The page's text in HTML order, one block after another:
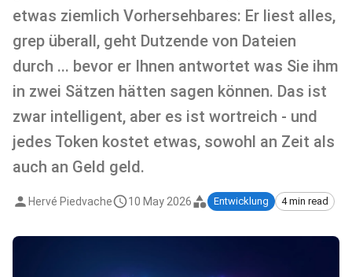
etwas ziemlich Vorhersehbares: Er liest alles,
grep überall, geht Dutzende von Dateien
durch ... bevor er Ihnen antwortet was Sie ihm
in zwei Sätzen hätten sagen können. Das ist
zwar intelligent, aber es ist wortreich - und
jedes Token kostet etwas, sowohl an Zeit als
auch an Geld geld.
Hervé Piedvache 10 May 2026 Entwicklung 4 min read